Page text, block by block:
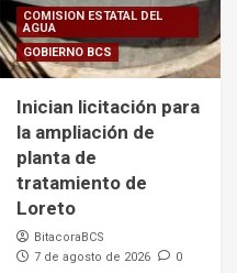
COMISION ESTATAL DEL
AGUA
GOBIERNO BCS
Inician licitación para
la ampliación de
planta de
tratamiento de
Loreto
BitacoraBCS
7 de agosto de 2026
0